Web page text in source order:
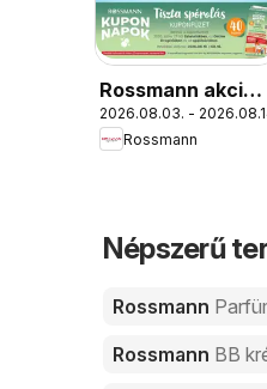
Rossmann akciós
újság
2026.08.03. -
Rossmann
Népszerű
Rossmann
Rossmann BB